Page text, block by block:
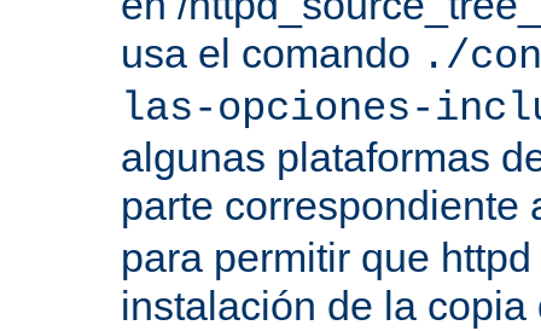
usa el comando ./
las-opciones-
algunas plataformas
parte
para permitir que
instalación de la